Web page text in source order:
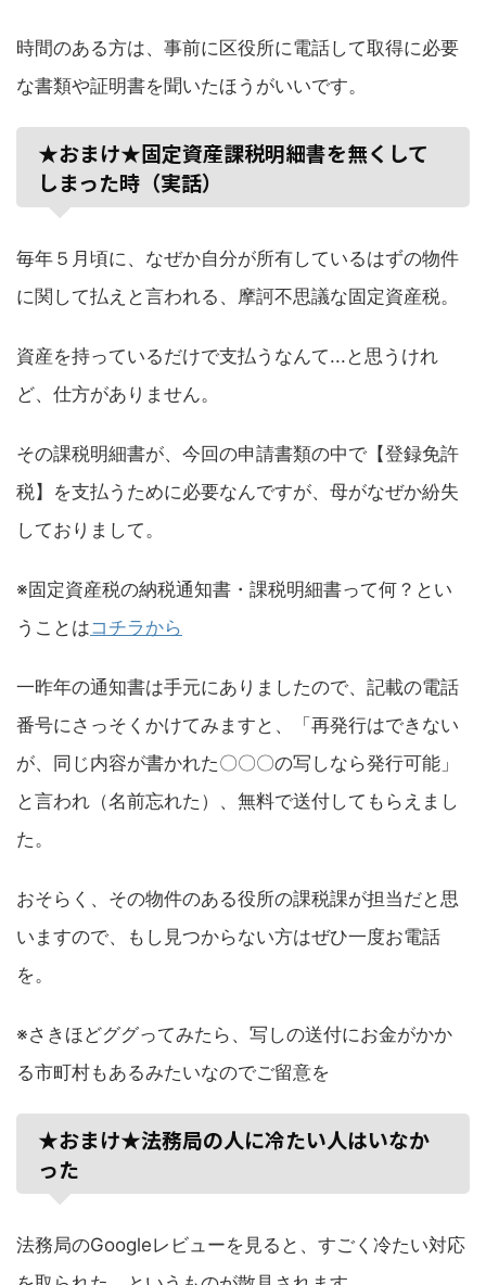
時間のある方は、事前に区役所に電話して取得に必要
な書類や証明書を聞いたほうがいいです。
★おまけ★固定資産課税明細書を無くして
しまった時（実話）
毎年５月頃に、なぜか自分が所有しているはずの物件
に関して払えと言われる、摩訶不思議な固定資産税。
資産を持っているだけで支払うなんて...と思うけれ
ど、仕方がありません。
その課税明細書が、今回の申請書類の中で【登録免許
税】を支払うために必要なんですが、母がなぜか紛失
しておりまして。
※固定資産税の納税通知書・課税明細書って何？とい
うことはコチラから
一昨年の通知書は手元にありましたので、記載の電話
番号にさっそくかけてみますと、「再発行はできない
が、同じ内容が書かれた〇〇〇の写しなら発行可能」
と言われ（名前忘れた）、無料で送付してもらえまし
た。
おそらく、その物件のある役所の課税課が担当だと思
いますので、もし見つからない方はぜひ一度お電話
を。
※さきほどググってみたら、写しの送付にお金がかか
る市町村もあるみたいなのでご留意を
★おまけ★法務局の人に冷たい人はいなか
った
法務局のGoogleレビューを見ると、すごく冷たい対応